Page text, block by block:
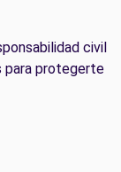
civil
para protegerte